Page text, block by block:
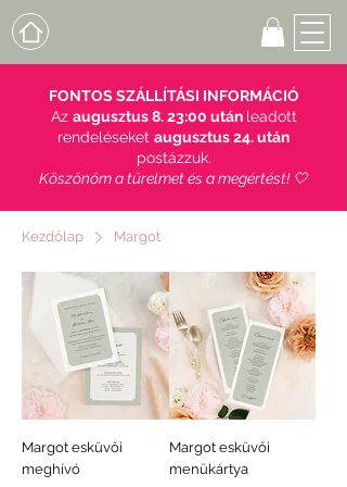
FONTOS SZÁLLÍTÁSI INFORMÁCIÓ
Az augusztus 8. 23:00 után leadott
rendeléseket augusztus 24. után
postázzuk.
Köszönöm a türelmet és a megértést! 🤍
Kezdőlap Margot
Margot esküvői
meghívó
Margot esküvői
menükártya